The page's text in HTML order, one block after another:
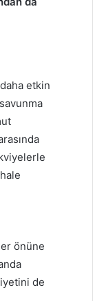
etkin
önüne
de